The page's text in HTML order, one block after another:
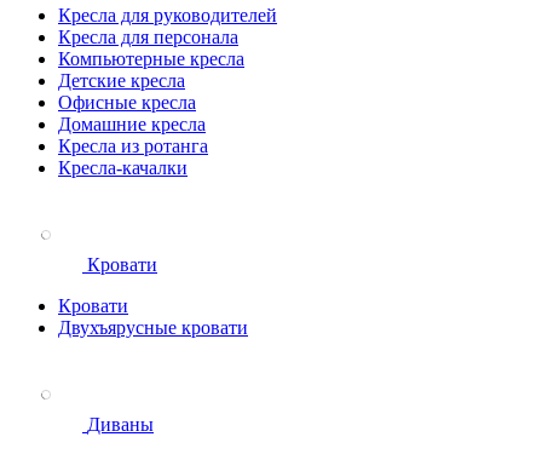
Кресла для руководителей
Кресла для персонала
Компьютерные кресла
Детские кресла
Офисные кресла
Домашние кресла
Кресла из ротанга
Кресла-качалки
Кровати
Кровати
Двухъярусные кровати
Диваны